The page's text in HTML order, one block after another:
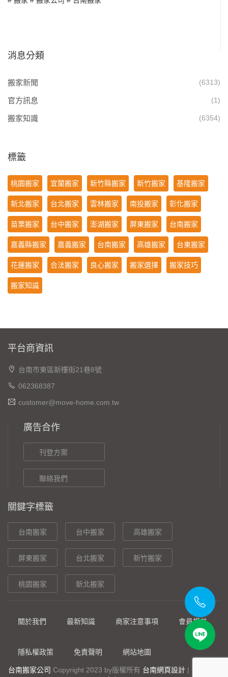
消息分類
搬家新聞 (6313)
官方訊息 (1)
搬家知識 (6354)
標籤
桃園搬家 宜蘭搬家 新竹縣搬家 新竹搬家 基隆搬家
新北搬家 台北搬家 雲林搬家 南投搬家 彰化搬家
苗栗搬家 台中搬家 澎湖搬家 屏東搬家 台南搬家
嘉義縣搬家 嘉義搬家 台南搬家 高雄搬家 台東搬家
花蓮搬家 合法搬家 良心搬家 搬家選擇 搬家技巧
搬家知識
平台商資訊
台南市東區新樓街21巷8號
062368387
customer@move-home.com.tw
廣告合作
刊登方案
聯絡我們
關鍵字標籤
台南搬家 台中搬家 高雄搬家
屏東搬家 台北搬家 新竹搬家
桃園搬家 新北搬家
關於我們 最新知識 商家注意事項 會員權益
隱私權政策 免責聲明 網站地圖
台南搬家公司 Copyright 2023 by版權所有 台南網頁設計 | 台南網站